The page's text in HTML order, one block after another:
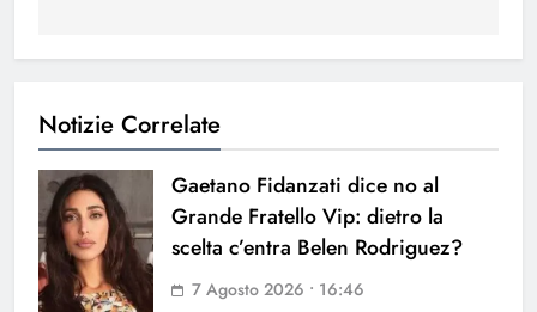
Notizie Correlate
Gaetano Fidanzati dice no al
Grande Fratello Vip: dietro la
scelta c’entra Belen Rodriguez?
7 Agosto 2026 • 16:46